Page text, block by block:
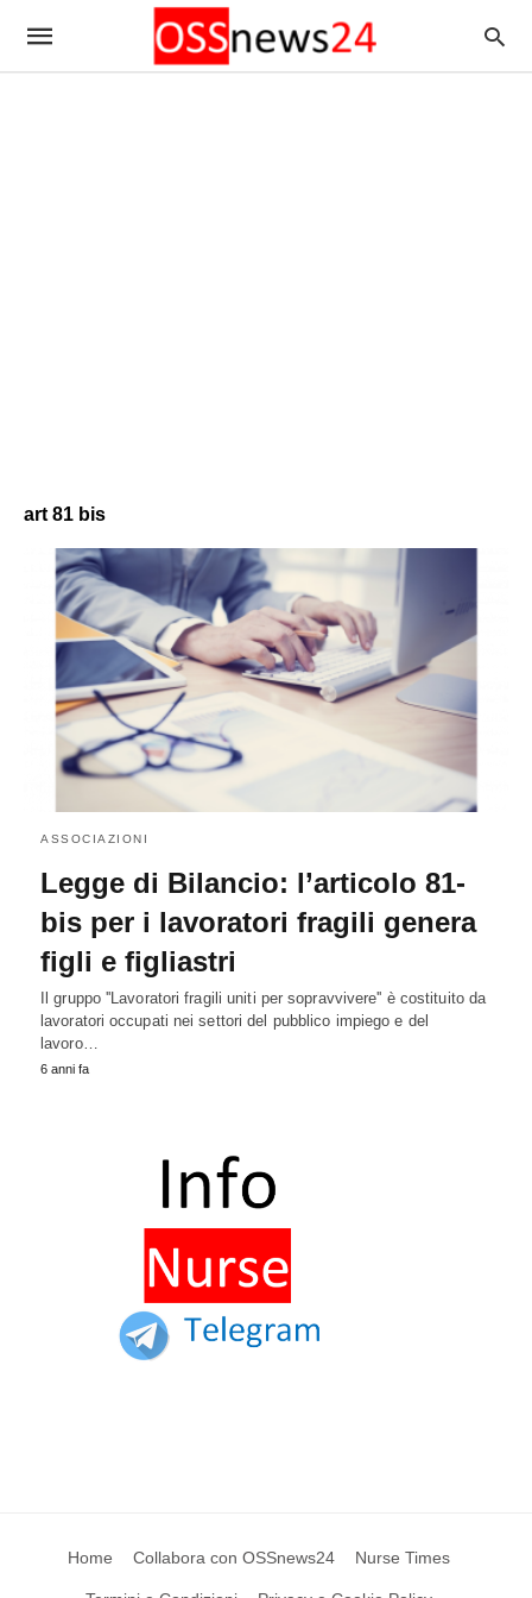
art 81 bis
ASSOCIAZIONI
Legge di Bilancio: l’articolo 81-
bis per i lavoratori fragili genera
figli e figliastri
Il gruppo ''Lavoratori fragili uniti per sopravvivere'' è costituito da
lavoratori occupati nei settori del pubblico impiego e del
lavoro…
6 anni fa
Home Collabora con OSSnews24 Nurse Times